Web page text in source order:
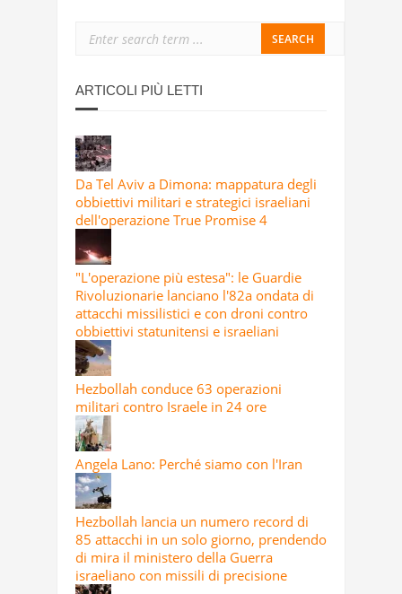
ARTICOLI PIÙ LETTI
Da Tel Aviv a Dimona: mappatura degli
obbiettivi militari e strategici israeliani
dell'operazione True Promise 4
"L'operazione più estesa": le Guardie
Rivoluzionarie lanciano l'82a ondata di
attacchi missilistici e con droni contro
obbiettivi statunitensi e israeliani
Hezbollah conduce 63 operazioni
militari contro Israele in 24 ore
Angela Lano: Perché siamo con l'Iran
Hezbollah lancia un numero record di
85 attacchi in un solo giorno, prendendo
di mira il ministero della Guerra
israeliano con missili di precisione